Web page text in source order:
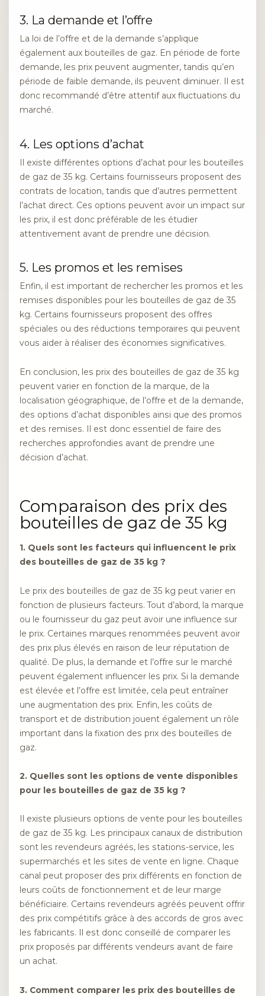
3. La demande et l’offre
La loi de l’offre et de la demande s’applique
également aux bouteilles de gaz. En période de forte
demande, les prix peuvent augmenter, tandis qu’en
période de faible demande, ils peuvent diminuer. Il est
donc recommandé d’être attentif aux fluctuations du
marché.
4. Les options d’achat
Il existe différentes options d’achat pour les bouteilles
de gaz de 35 kg. Certains fournisseurs proposent des
contrats de location, tandis que d’autres permettent
l’achat direct. Ces options peuvent avoir un impact sur
les prix, il est donc préférable de les étudier
attentivement avant de prendre une décision.
5. Les promos et les remises
Enfin, il est important de rechercher les promos et les
remises disponibles pour les bouteilles de gaz de 35
kg. Certains fournisseurs proposent des offres
spéciales ou des réductions temporaires qui peuvent
vous aider à réaliser des économies significatives.
En conclusion, les prix des bouteilles de gaz de 35 kg
peuvent varier en fonction de la marque, de la
localisation géographique, de l’offre et de la demande,
des options d’achat disponibles ainsi que des promos
et des remises. Il est donc essentiel de faire des
recherches approfondies avant de prendre une
décision d’achat.
Comparaison des prix des
bouteilles de gaz de 35 kg
1. Quels sont les facteurs qui influencent le prix
des bouteilles de gaz de 35 kg ?
Le prix des bouteilles de gaz de 35 kg peut varier en
fonction de plusieurs facteurs. Tout d’abord, la marque
ou le fournisseur du gaz peut avoir une influence sur
le prix. Certaines marques renommées peuvent avoir
des prix plus élevés en raison de leur réputation de
qualité. De plus, la demande et l’offre sur le marché
peuvent également influencer les prix. Si la demande
est élevée et l’offre est limitée, cela peut entraîner
une augmentation des prix. Enfin, les coûts de
transport et de distribution jouent également un rôle
important dans la fixation des prix des bouteilles de
gaz.
2. Quelles sont les options de vente disponibles
pour les bouteilles de gaz de 35 kg ?
Il existe plusieurs options de vente pour les bouteilles
de gaz de 35 kg. Les principaux canaux de distribution
sont les revendeurs agréés, les stations-service, les
supermarchés et les sites de vente en ligne. Chaque
canal peut proposer des prix différents en fonction de
leurs coûts de fonctionnement et de leur marge
bénéficiaire. Certains revendeurs agréés peuvent offrir
des prix compétitifs grâce à des accords de gros avec
les fabricants. Il est donc conseillé de comparer les
prix proposés par différents vendeurs avant de faire
un achat.
3. Comment comparer les prix des bouteilles de